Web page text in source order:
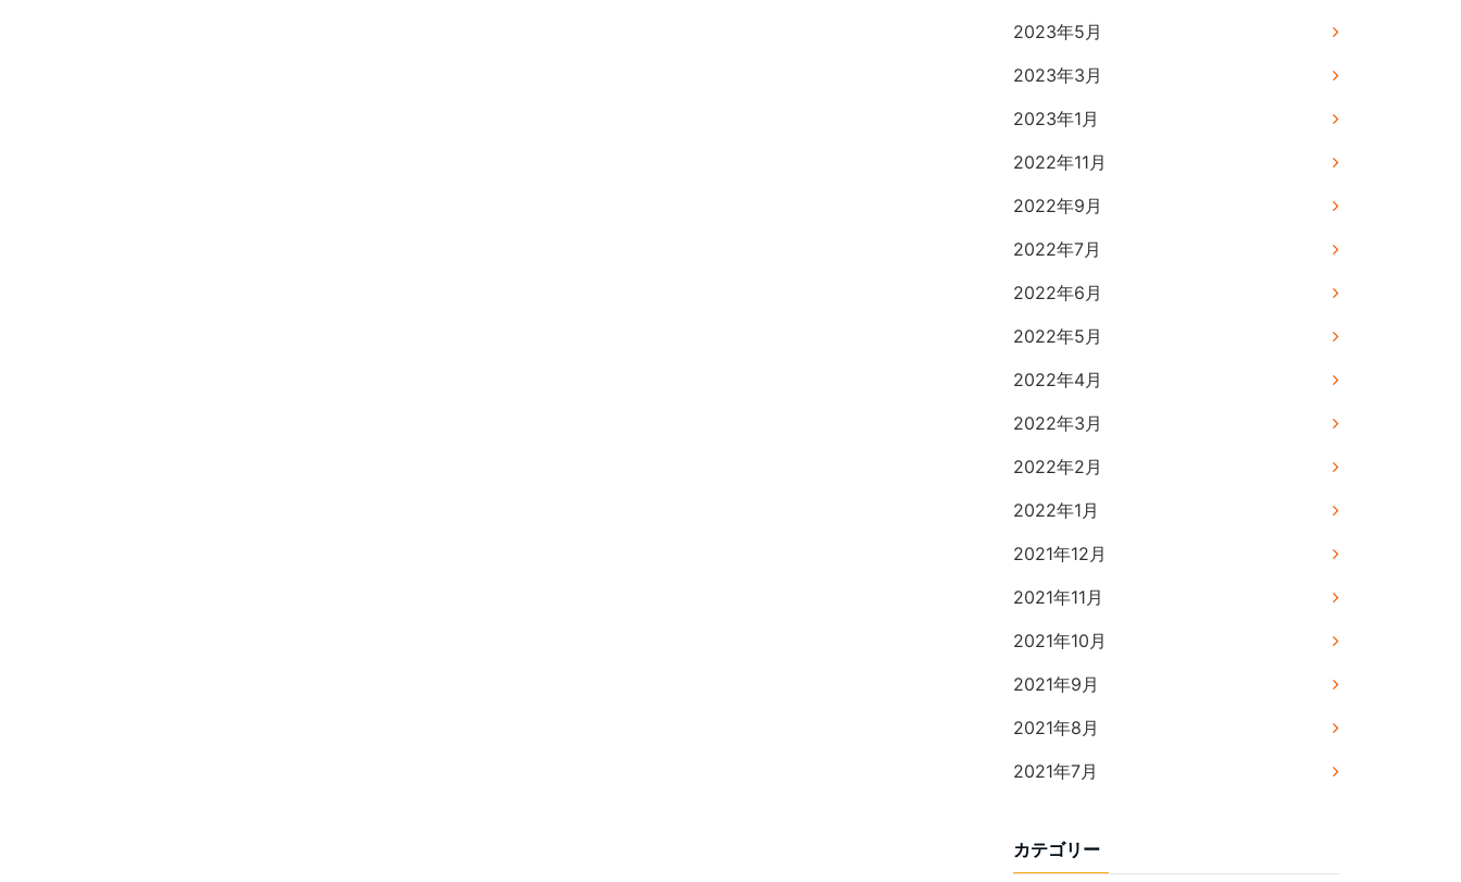
2023年5月
2023年3月
2023年1月
2022年11月
2022年9月
2022年7月
2022年6月
2022年5月
2022年4月
2022年3月
2022年2月
2022年1月
2021年12月
2021年11月
2021年10月
2021年9月
2021年8月
2021年7月
カテゴリー